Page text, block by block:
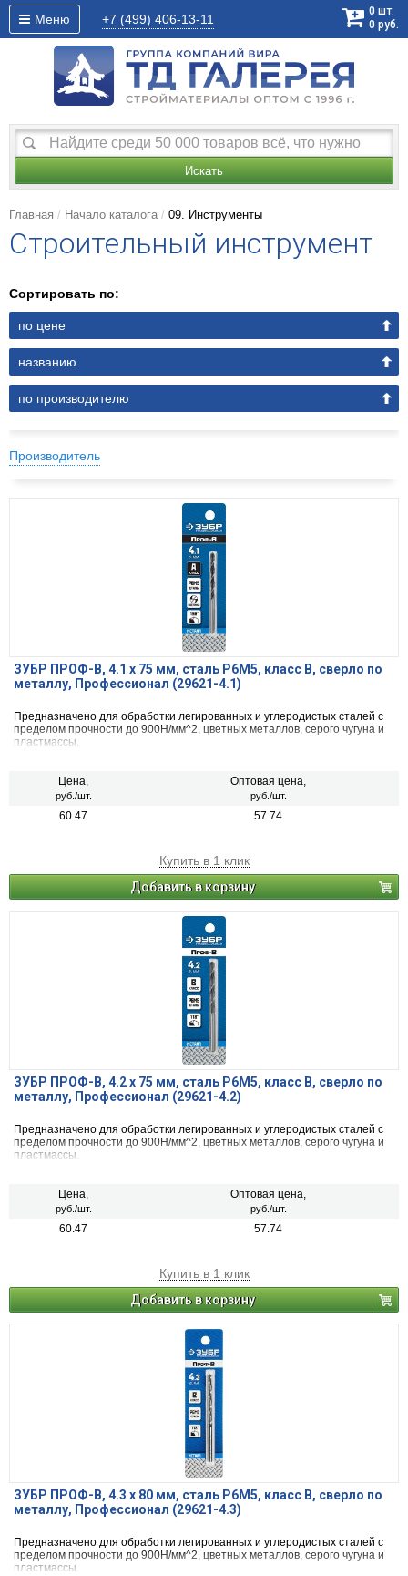
Меню +7 (499) 406-13-11
0 шт.
0 руб.
Искать
Главная Начало каталога 09. Инструменты
Строительный инструмент
Сортировать по:
по цене
названию
по производителю
Производитель
ЗУБР ПРОФ-В, 4.1 х 75 мм, сталь Р6М5, класс В, сверло по
металлу, Профессионал (29621-4.1)
Предназначено для обработки легированных и углеродистых сталей с
пределом прочности до 900Н/мм^2, цветных металлов, серого чугуна и
пластмассы.
Цена,
руб./шт.
Оптовая цена,
руб./шт.
60.47 57.74
Купить в 1 клик
Добавить в корзину
ЗУБР ПРОФ-В, 4.2 х 75 мм, сталь Р6М5, класс В, сверло по
металлу, Профессионал (29621-4.2)
Предназначено для обработки легированных и углеродистых сталей с
пределом прочности до 900Н/мм^2, цветных металлов, серого чугуна и
пластмассы.
Цена,
руб./шт.
Оптовая цена,
руб./шт.
60.47 57.74
Купить в 1 клик
Добавить в корзину
ЗУБР ПРОФ-В, 4.3 х 80 мм, сталь Р6М5, класс В, сверло по
металлу, Профессионал (29621-4.3)
Предназначено для обработки легированных и углеродистых сталей с
пределом прочности до 900Н/мм^2, цветных металлов, серого чугуна и
пластмассы.